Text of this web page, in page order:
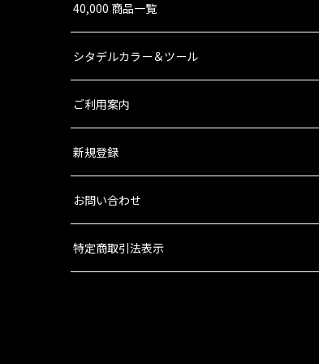
40,000 商品一覧
シタデルカラー＆ツール
ご利用案内
新規登録
お問い合わせ
特定商取引法表示